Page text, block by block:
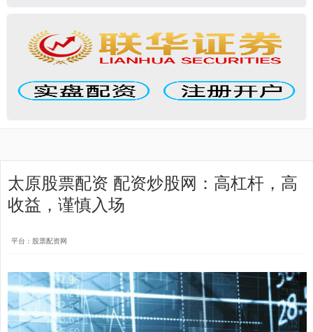
太原股票配资 配资炒股网：高杠杆，高
收益，谨慎入场
平台：股票配资网